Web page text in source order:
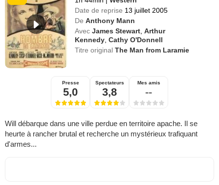
Date de reprise 13 juillet 2005
De Anthony Mann
Avec James Stewart ,Arthur
Kennedy ,Cathy O'Donnell
Titre originalThe Man from Laramie
Presse
5,0
Spectateurs
3,8
Mes amis
--
Will débarque dans une ville perdue en territoire apache. Il se
heurte à rancher brutal et recherche un mystérieux trafiquant
d'armes...